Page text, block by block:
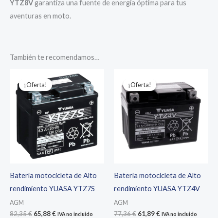
YTZ8Vgarantiza una fuente de energía óptima para tus
aventuras en moto.
También te recomendamos…
¡Oferta!
¡Oferta!
Batería motocicleta de Alto
rendimiento YUASA YTZ7S
AGM
82,35€ El
65,88€ElIVA no incluido
¡Oferta!
¡Oferta!
Batería motocicleta de Alto
rendimiento YUASA YTZ4V
AGM
77,36€ El
61,89€ElIVA no incluido